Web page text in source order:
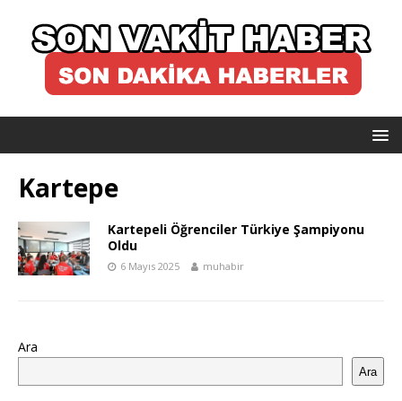
Kartepe
Kartepeli Öğrenciler Türkiye Şampiyonu
Oldu
6 Mayıs 2025 muhabir
Ara
Ara